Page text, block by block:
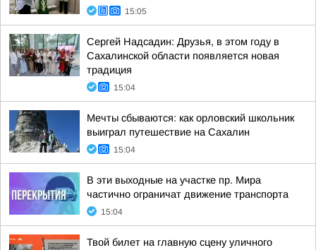
15:05
Сергей Надсадин: Друзья, в этом году в
Сахалинской области появляется новая
традиция
15:04
Мечты сбываются: как орловский школьник
выиграл путешествие на Сахалин
15:04
В эти выходные на участке пр. Мира
частично ограничат движение транспорта
15:04
Твой билет на главную сцену уличного